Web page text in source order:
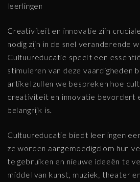
leerlingen
Creativiteit en innovatie zijn
nodig zijn in de snel veranderende
Cultuureducatie speelt een
stimuleren van deze vaardigheden
artikel zullen we bespreken hoe
creativiteit en innovatie bevordert
belangrijk is.
Cultuureducatie biedt leerlingen
ze worden aangemoedigd om hun
te gebruiken en nieuwe ideeën te
middel van kunst, muziek, theater